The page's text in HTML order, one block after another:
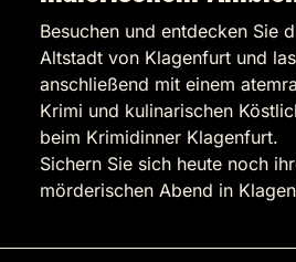
Besuchen und entdecken Sie
Altstadt von Klagenfurt und
anschließend mit einem
Krimi und kulinarischen
beim Krimidinner Klagenfurt.
Sichern Sie sich heute noch
mörderischen Abend in